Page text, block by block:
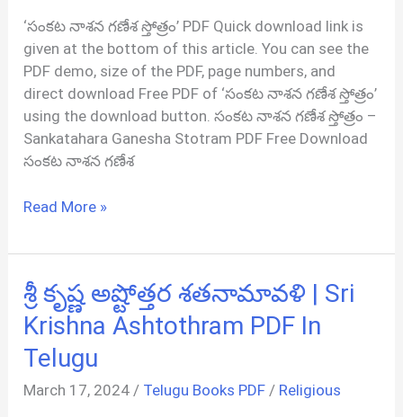
‘సంకట నాశన గణేశ స్తోత్రం’ PDF Quick download link is
given at the bottom of this article. You can see the
PDF demo, size of the PDF, page numbers, and
direct download Free PDF of ‘సంకట నాశన గణేశ స్తోత్రం’
using the download button. సంకట నాశన గణేశ స్తోత్రం –
Sankatahara Ganesha Stotram PDF Free Download
సంకట నాశన గణేశ
సంకట
గణేశ
|
Sankatahara
Ganesha
Stotram
PDF
Read More »
శ్రీ కృష్ణ అష్టోత్తర శతనామావళి | Sri
Krishna Ashtothram PDF In
Telugu
March 17, 2024/ Telugu Books PDF / Religious